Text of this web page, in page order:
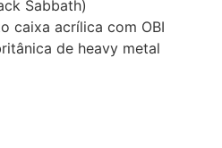
Sabbath)
caixa acrílica com OBI
de heavy metal